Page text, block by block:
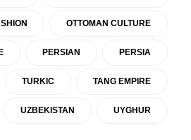
OTTOMAN CULTURE
PERSIA
PERSIAN
TANG EMPIRE
TURKIC
UYGHUR
UZBEKISTAN